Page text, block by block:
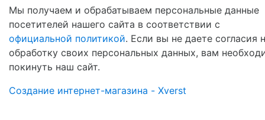
Мы получаем и обрабатываем персональные данные
посетителей нашего сайта в соответствии с
официальной политикой. Если вы не даете согласия
обработку своих персональных данных, вам
покинуть наш сайт.
Создание интернет-магазина - Xverst